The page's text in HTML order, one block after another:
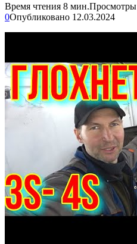
Время чтения 8 мин.Просмотры
0Опубликовано 12.03.2024